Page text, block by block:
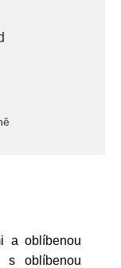
a oblíbenou
s oblíbenou